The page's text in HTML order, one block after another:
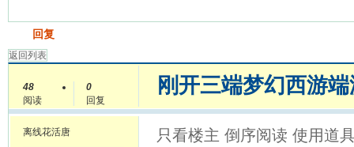
回复
返回列表
48
阅读
0
回复
刚开三端梦幻西游
离线花活唐 只看楼主 倒序阅读 使用道